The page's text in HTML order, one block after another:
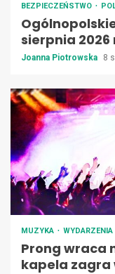
BEZPIECZEŃSTWO
sierpnia 2026
Joanna Piotrowska 8
MUZYKA WYDARZENIA
Prong wraca
kapela zagra